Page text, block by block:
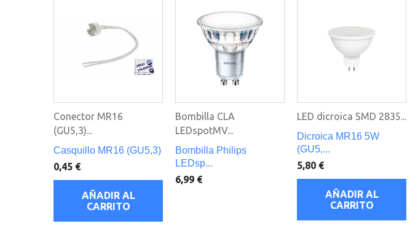
Conector MR16
(GU5,3)...
Casquillo MR16 (GU5,3)
0,45 €
AÑADIR AL
CARRITO
Bombilla CLA
LEDspotMV...
Bombilla Philips
LEDsp...
6,99 €
LED dicroica SMD 2835...
Dicroica MR16 5W
(GU5,...
5,80 €
AÑADIR AL
CARRITO